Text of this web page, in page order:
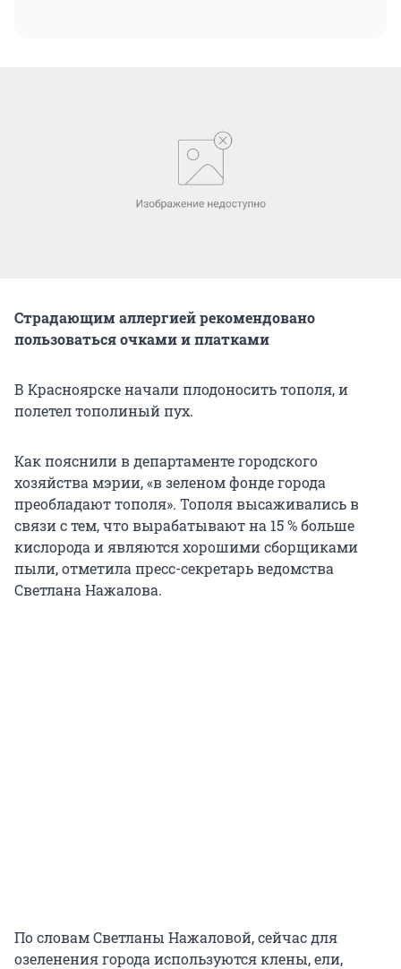
Страдающим аллергией рекомендовано
пользоваться очками и платками
В Красноярске начали плодоносить тополя, и
полетел тополиный пух.
Как пояснили в департаменте городского
хозяйства мэрии, «в зеленом фонде города
преобладают тополя». Тополя высаживались в
связи с тем, что вырабатывают на 15 % больше
кислорода и являются хорошими сборщиками
пыли, отметила пресс-секретарь ведомства
Светлана Нажалова.
По словам Светланы Нажаловой, сейчас для
озеленения города используются клены, ели,